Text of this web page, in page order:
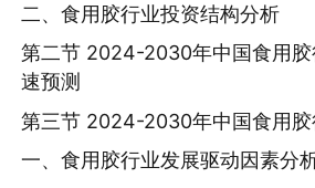
二、食用胶行业投资结构分析
第二节 2024-2030年中国食用胶
速预测
第三节 2024-2030年中国食用胶
一、食用胶行业发展驱动因素分